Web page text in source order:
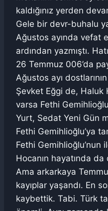
kaldığınız yerden
Gele bir devr-buhalu
Ağustos ayında vefat
ardından yazmıştı.
26 Temmuz 006’da
Ağustos ayı
Şevket Eğgi de, Haluk
varsa Fethi
Yurt, Sedat Yeni Gün
Fethi Gemihlioğlu’ya
Fethi Gemihlioğlu’nun
Hocanın hayatında
Ama arkarkaya
kayıplar yaşandı. En
kaybettik. Tabi. Türk